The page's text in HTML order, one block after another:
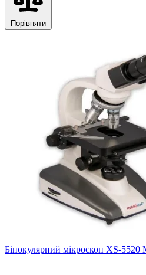
Порівняти
Бінокулярний мікроскоп XS-